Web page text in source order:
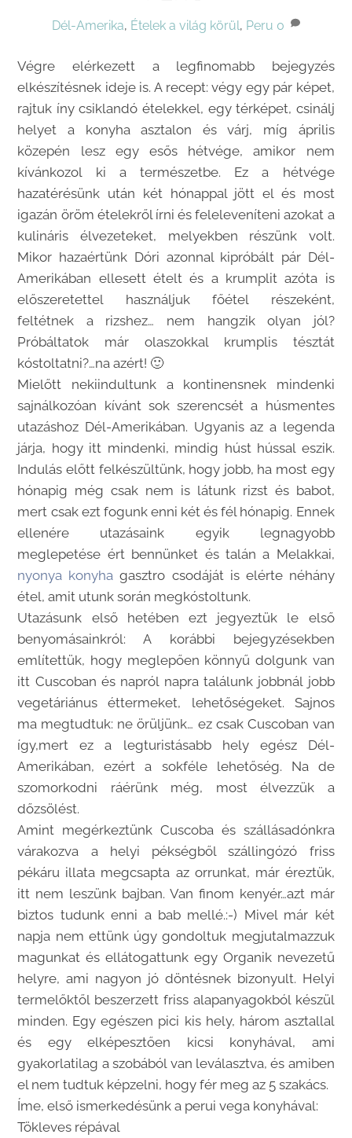
Dél-Amerika, Ételek a világ körül, Peru 0
Végre elérkezett a legfinomabb bejegyzés
elkészítésnek ideje is. A recept: végy egy pár képet,
rajtuk íny csiklandó ételekkel, egy térképet, csinálj
helyet a konyha asztalon és várj, míg április
közepén lesz egy esős hétvége, amikor nem
kívánkozol ki a természetbe. Ez a hétvége
hazatérésünk után két hónappal jött el és most
igazán öröm ételekről írni és feleleveníteni azokat a
kulináris élvezeteket, melyekben részünk volt.
Mikor hazaértünk Dóri azonnal kipróbált pár Dél-
Amerikában ellesett ételt és a krumplit azóta is
előszeretettel használjuk főétel részeként,
feltétnek a rizshez… nem hangzik olyan jól?
Próbáltatok már olaszokkal krumplis tésztát
kóstoltatni?…na azért! 🙂
Mielőtt nekiindultunk a kontinensnek mindenki
sajnálkozóan kívánt sok szerencsét a húsmentes
utazáshoz Dél-Amerikában. Ugyanis az a legenda
járja, hogy itt mindenki, mindig húst hússal eszik.
Indulás előtt felkészültünk, hogy jobb, ha most egy
hónapig még csak nem is látunk rizst és babot,
mert csak ezt fogunk enni két és fél hónapig. Ennek
ellenére utazásaink egyik legnagyobb
meglepetése ért bennünket és talán a Melakkai,
nyonya konyha gasztro csodáját is elérte néhány
étel, amit utunk során megkóstoltunk.
Utazásunk első hetében ezt jegyeztük le első
benyomásainkról: A korábbi bejegyzésekben
említettük, hogy meglepően könnyű dolgunk van
itt Cuscoban és napról napra találunk jobbnál jobb
vegetáriánus éttermeket, lehetőségeket. Sajnos
ma megtudtuk: ne örüljünk… ez csak Cuscoban van
így,mert ez a legturistásabb hely egész Dél-
Amerikában, ezért a sokféle lehetőség. Na de
szomorkodni ráérünk még, most élvezzük a
dőzsölést.
Amint megérkeztünk Cuscoba és szállásadónkra
várakozva a helyi pékségből szállingózó friss
pékáru illata megcsapta az orrunkat, már éreztük,
itt nem leszünk bajban. Van finom kenyér…azt már
biztos tudunk enni a bab mellé.:-) Mivel már két
napja nem ettünk úgy gondoltuk megjutalmazzuk
magunkat és ellátogattunk egy Organik nevezetű
helyre, ami nagyon jó döntésnek bizonyult. Helyi
termelőktől beszerzett friss alapanyagokból készül
minden. Egy egészen pici kis hely, három asztallal
és egy elképesztően kicsi konyhával, ami
gyakorlatilag a szobából van leválasztva, és amiben
el nem tudtuk képzelni, hogy fér meg az 5 szakács.
Íme, első ismerkedésünk a perui vega konyhával:
Tökleves répával